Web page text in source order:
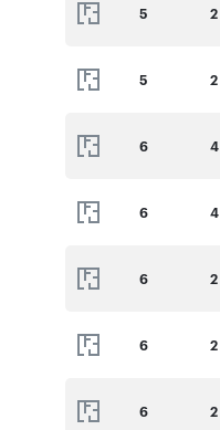
5 2
5 2
6 4
6 4
6 2
6 2
6 2